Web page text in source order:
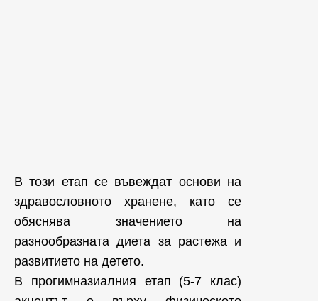
В този етап се въвеждат основи на
здравословното хранене, като се
обяснява значението на
разнообразната диета за растежа и
развитието на детето.
В прогимназиалния етап (5-7 клас)